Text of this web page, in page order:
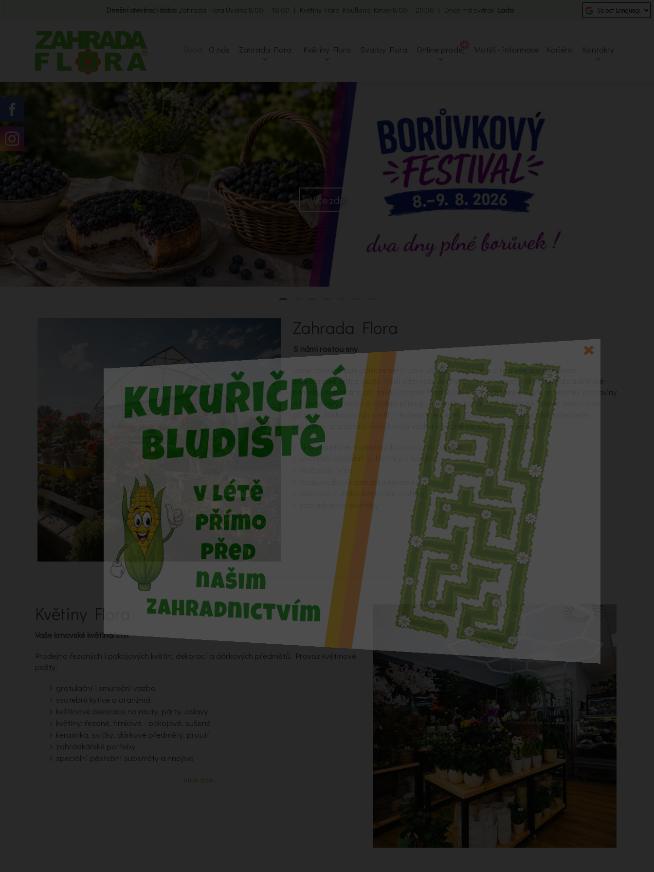
Dnešní otevírací doba: Zahrada Flora Úvalno 8:00 — 18:00 | Květiny Flora Kaufland Krnov 8:00 — 20:00 | Dnes má svátek: Lada
Úvod O nás Zahrada Flora Květiny Flora Svatby Flora Online prodej Motýli - informace Kariéra Kontakty
Více zde
Zahrada Flora
S námi rostou sny
Jsme rodinné zahradnické centrum v Úvalně. Naleznete u nás vše, po čem vaše
zahradnické srdce touží. Rádi vám nabídneme okrasné i ovocné dřeviny, zahrádkářské
potřeby, substráty, ale také i čerstvé řezané květiny, originální dekorace, kvalitní potraviny
a hlavně milý úsměv a osobní přístup. Rovněž prodáváme široký sortiment zeleninové
přísady, balkonových rostlin i krásných letniček. Závěrem roku u nás vždy naleznete
podzimní aranžmá a dušičkovou vazbu i řezané vánoční stromečky.
široký sortiment okrasných a ovocných dřevin
speciální pěstební substráty a hnojiva
mulčovací kůra
mrazuvzdorná zahradní keramika
plastové truhlíky, květináče a obaly
zahrádkářské potřeby
více zde
Květiny Flora
Vaše krnovské květinářství
Prodejna řezaných i pokojových květin, dekorací a dárkových předmětů. Provoz květinové
pošty.
gratulační i smuteční vazba
svatební kytice a aranžmá
květinové dekorace na rauty, párty, oslavy
květiny: řezané, hrnkové - pokojové, sušené
keramika, svíčky, dárkové předměty, proutí
zahrádkářské potřeby
speciální pěstební substráty a hnojiva
více zde